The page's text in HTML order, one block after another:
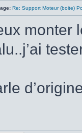
Re: Support Moteur (boite)
monter